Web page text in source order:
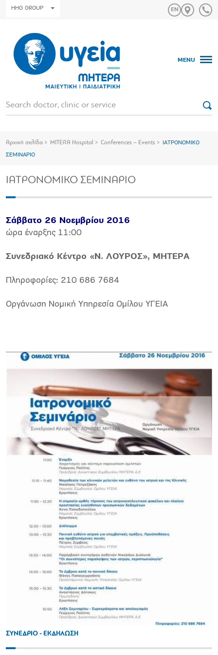
HHG GROUP
MENU
Αρχική σελίδα MITERA Hospital Conferences – Events IAΤΡΟΝΟΜΙΚΟ
ΣΕΜΙΝΑΡΙΟ
IAΤΡΟΝΟΜΙΚΟ ΣΕΜΙΝΑΡΙΟ
Σάββατο 26 Νοεμβρίου 2016
ώρα έναρξης 11:00
Συνεδριακό Κέντρο «Ν. ΛΟΥΡΟΣ», ΜΗΤΕΡA
Πληροφορίες: 210 686 7684
Οργάνωση Νομική Υπηρεσία Ομίλου ΥΓΕΙΑ
ΣΥΝΕΔΡΙΟ - ΕΚΔΗΛΩΣΗ